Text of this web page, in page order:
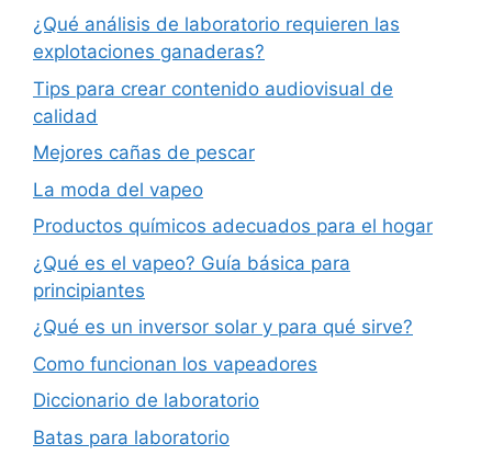
¿Qué análisis de laboratorio requieren las
explotaciones ganaderas?
Tips para crear contenido audiovisual de
calidad
Mejores cañas de pescar
La moda del vapeo
Productos químicos adecuados para el hogar
¿Qué es el vapeo? Guía básica para
principiantes
¿Qué es un inversor solar y para qué sirve?
Como funcionan los vapeadores
Diccionario de laboratorio
Batas para laboratorio